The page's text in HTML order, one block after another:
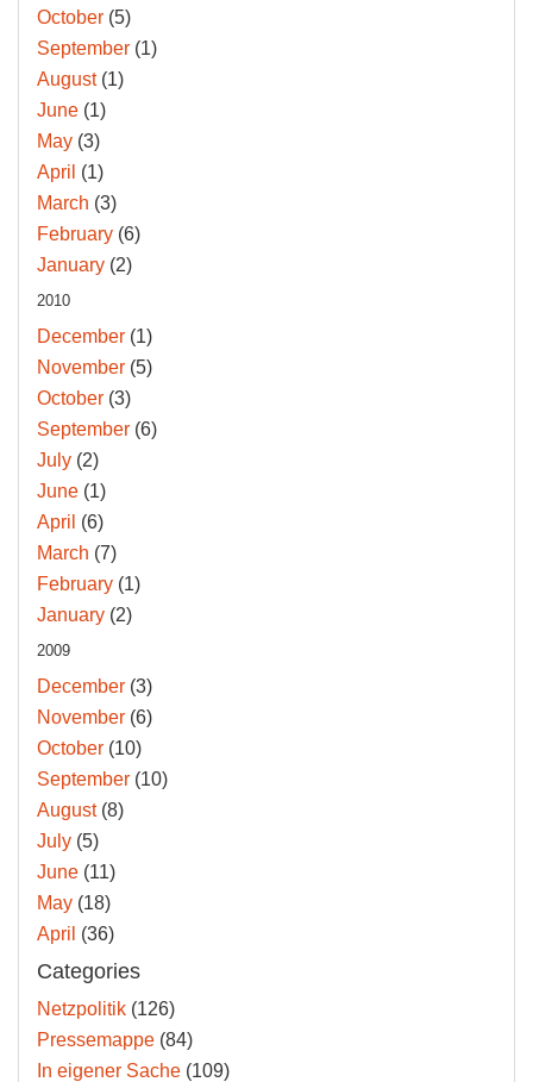
October (5)
September (1)
August(1)
June (1)
May (3)
April (1)
March (3)
February (6)
January (2)
2010
December (1)
November (5)
October (3)
September (6)
July (2)
June (1)
April (6)
March (7)
February (1)
January (2)
2009
December (3)
November (6)
October (10)
September (10)
August(8)
July (5)
June (11)
May (18)
April (36)
Categories
Netzpolitik (126)
Pressemappe (84)
In eigener Sache (109)